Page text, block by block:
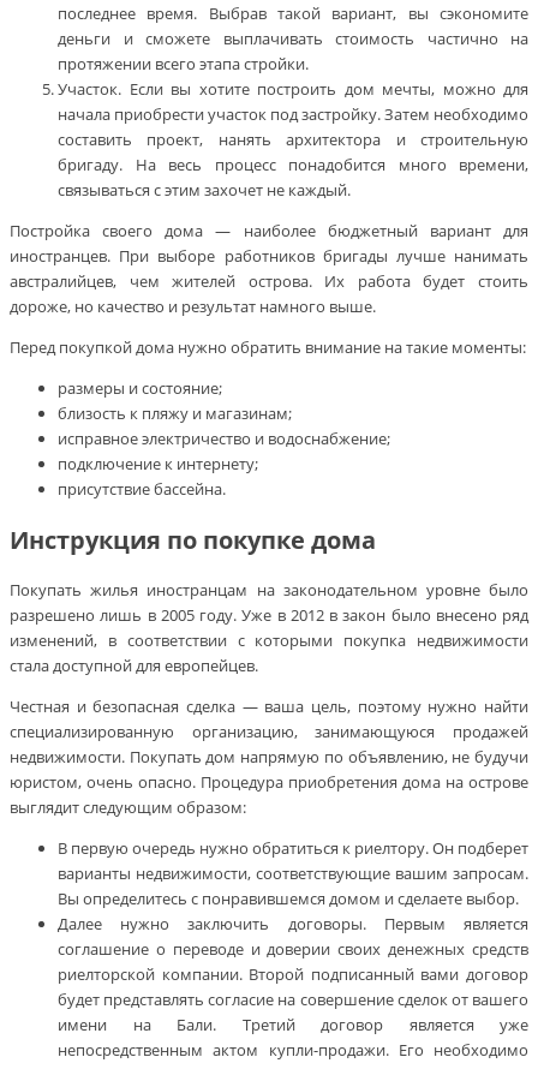
последнее время. Выбрав такой вариант, вы сэкономите
деньги и сможете выплачивать стоимость частично на
протяжении всего этапа стройки.
Участок. Если вы хотите построить дом мечты, можно для
начала приобрести участок под застройку. Затем необходимо
составить проект, нанять архитектора и строительную
бригаду. На весь процесс понадобится много времени,
связываться с этим захочет не каждый.
Постройка своего дома — наиболее бюджетный вариант для
иностранцев. При выборе работников бригады лучше нанимать
австралийцев, чем жителей острова. Их работа будет стоить
дороже, но качество и результат намного выше.
Перед покупкой дома нужно обратить внимание на такие моменты:
размеры и состояние;
близость к пляжу и магазинам;
исправное электричество и водоснабжение;
подключение к интернету;
присутствие бассейна.
Инструкция по покупке дома
Покупать жилья иностранцам на законодательном уровне было
разрешено лишь в 2005 году. Уже в 2012 в закон было внесено ряд
изменений, в соответствии с которыми покупка недвижимости
стала доступной для европейцев.
Честная и безопасная сделка — ваша цель, поэтому нужно найти
специализированную организацию, занимающуюся продажей
недвижимости. Покупать дом напрямую по объявлению, не будучи
юристом, очень опасно. Процедура приобретения дома на острове
выглядит следующим образом:
В первую очередь нужно обратиться к риелтору. Он подберет
варианты недвижимости, соответствующие вашим запросам.
Вы определитесь с понравившемся домом и сделаете выбор.
Далее нужно заключить договоры. Первым является
соглашение о переводе и доверии своих денежных средств
риелторской компании. Второй подписанный вами договор
будет представлять согласие на совершение сделок от вашего
имени на Бали. Третий договор является уже
непосредственным актом купли-продажи. Его необходимо